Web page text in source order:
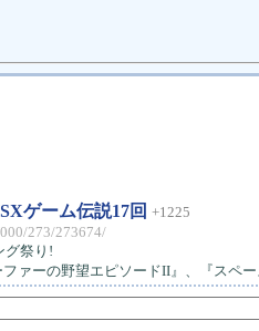
ゲーム伝説17回 +1225
273/273674/
グ祭り!
ファーの野望エピソードII』、『スペ